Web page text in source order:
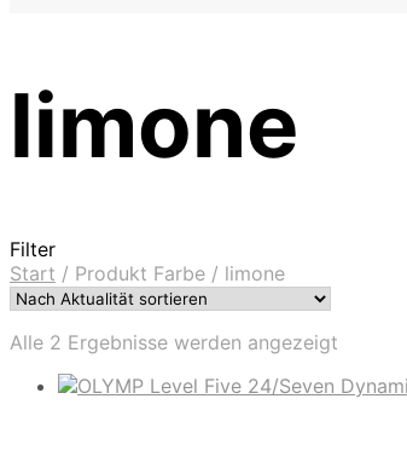
limone
Filter
Start / Produkt Farbe / limone
Alle 2 Ergebnisse werden angezeigt
sortiert